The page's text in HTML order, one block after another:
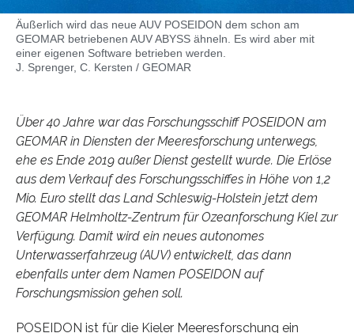
Äußerlich wird das neue AUV POSEIDON dem schon am
GEOMAR betriebenen AUV ABYSS ähneln. Es wird aber mit
einer eigenen Software betrieben werden.
J. Sprenger, C. Kersten / GEOMAR
Über 40 Jahre war das Forschungsschiff POSEIDON am
GEOMAR in Diensten der Meeresforschung unterwegs,
ehe es Ende 2019 außer Dienst gestellt wurde. Die Erlöse
aus dem Verkauf des Forschungsschiffes in Höhe von 1,2
Mio. Euro stellt das Land Schleswig-Holstein jetzt dem
GEOMAR Helmholtz-Zentrum für Ozeanforschung Kiel zur
Verfügung. Damit wird ein neues autonomes
Unterwasserfahrzeug (AUV) entwickelt, das dann
ebenfalls unter dem Namen POSEIDON auf
Forschungsmission gehen soll.
POSEIDON ist für die Kieler Meeresforschung ein